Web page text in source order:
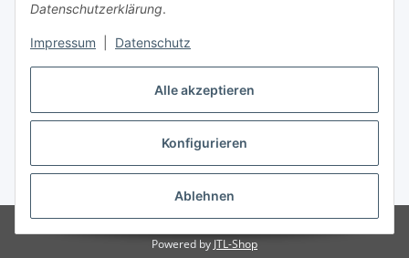
Alle akzeptieren
Konfigurieren
Ablehnen
Datenschutzerklärung.
Impressum Datenschutz
Vertrag widerrufen
Powered by JTL-Shop